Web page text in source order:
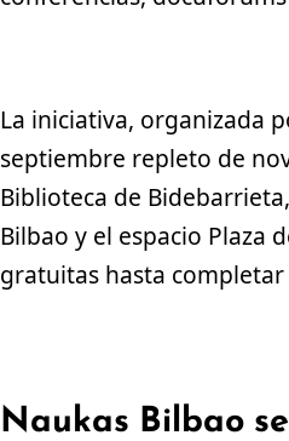
La iniciativa, organizada
septiembre repleto de
Biblioteca de
Bilbao y el espacio Plaza
gratuitas hasta
Naukas Bilbao